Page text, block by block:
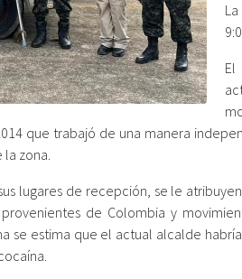
El
que trabajó de una manera
zona.
lugares de recepción, se le
de Colombia y
se estima que el actual alcalde